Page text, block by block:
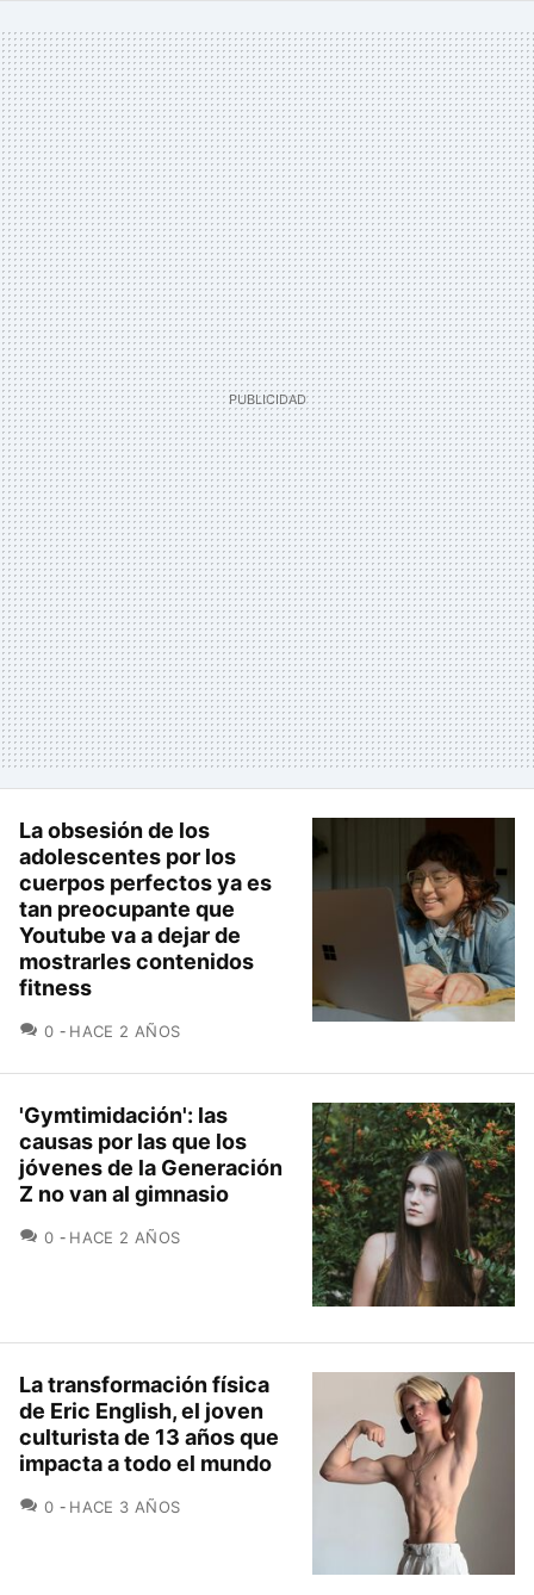
La obsesión de los
adolescentes por los
cuerpos perfectos ya es
tan preocupante que
Youtube va a dejar de
mostrarles contenidos
fitness
0 COMENTARIOS
HACE 2 AÑOS
'Gymtimidación': las
causas por las que los
jóvenes de la Generación
Z no van al gimnasio
0 COMENTARIOS
HACE 2 AÑOS
La transformación física
de Eric English, el joven
culturista de 13 años que
impacta a todo el mundo
0 COMENTARIOS
HACE 3 AÑOS